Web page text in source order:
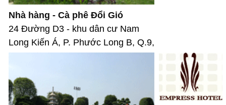
Nhà hàng - Cà phê Đổi Gió
24 Đường D3 - khu dân cư Nam
Long Kiến Á, P. Phước Long B, Q.9,